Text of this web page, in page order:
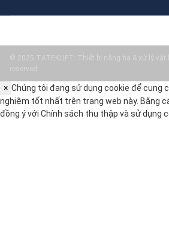
© 2025 TATEKLIFT: Thiết bị nâng hạ & xử lý vật
reserved.
× Chúng tôi đang sử dụng cookie để cung
nghiệm tốt nhất trên trang web này. Bằng
đồng ý với Chính sách thu thập và sử dụng